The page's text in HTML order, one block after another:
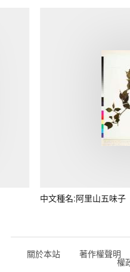
中文種名:阿里山五味子
關於本站 著作權聲明
權